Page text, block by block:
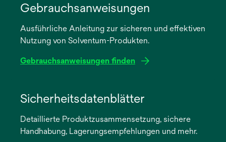
Gebrauchsanweisungen
Ausführliche Anleitung zur sicheren und effektiven
Nutzung von Solventum-Produkten.
Gebrauchsanweisungen finden
neuen
Registerkarte
Sicherheitsdatenblätter
Detaillierte Produktzusammensetzung, sichere
Handhabung, Lagerungsempfehlungen und mehr.